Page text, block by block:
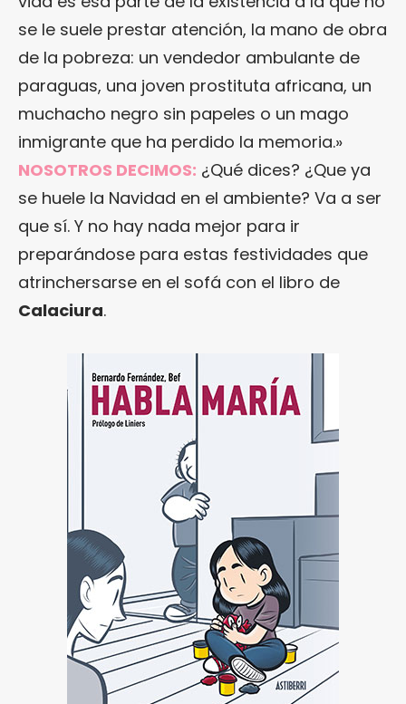
se le suele prestar atención, la mano de obra
de la pobreza: un vendedor ambulante de
paraguas, una joven prostituta africana, un
muchacho negro sin papeles o un mago
inmigrante que ha perdido la memoria.»
NOSOTROS DECIMOS: ¿Qué dices? ¿Que ya
se huele la Navidad en el ambiente? Va a ser
que sí. Y no hay nada mejor para ir
preparándose para estas festividades que
atrinchersarse en el sofá con el libro de
Calaciura.